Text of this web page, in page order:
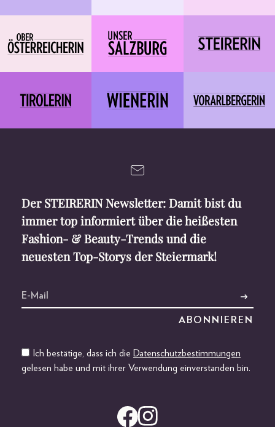
Der STEIRERIN Newsletter: Damit bist du
immer top informiert über die heißesten
Fashion- & Beauty-Trends und die
neuesten Top-Storys der Steiermark!
Ich bestätige, dass ich die Datenschutzbestimmungen
gelesen habe und mit ihrer Verwendung einverstanden bin.